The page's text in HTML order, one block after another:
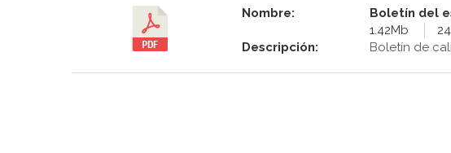
Nombre:
Boletín del
1.42Mb
Descripción:
Boletín de